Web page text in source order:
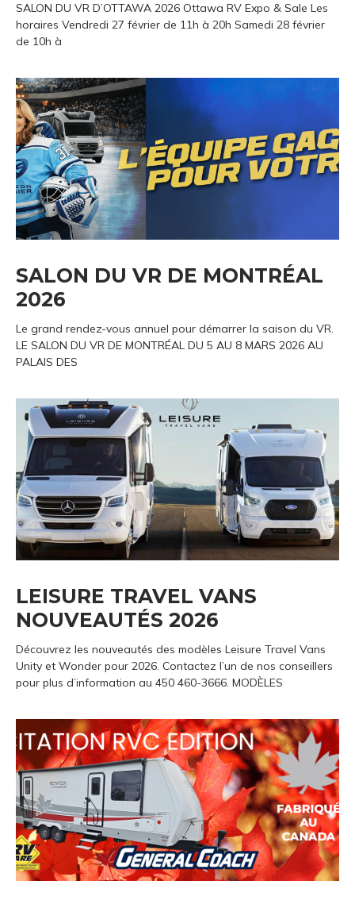
SALON DU VR D’OTTAWA 2026 Ottawa RV Expo & Sale Les
horaires Vendredi 27 février de 11h à 20h Samedi 28 février
de 10h à
SALON DU VR DE MONTRÉAL
2026
Le grand rendez-vous annuel pour démarrer la saison du VR.
LE SALON DU VR DE MONTRÉAL DU 5 AU 8 MARS 2026 AU
PALAIS DES
LEISURE TRAVEL VANS
NOUVEAUTÉS 2026
Découvrez les nouveautés des modèles Leisure Travel Vans
Unity et Wonder pour 2026. Contactez l’un de nos conseillers
pour plus d’information au 450 460-3666. MODÈLES